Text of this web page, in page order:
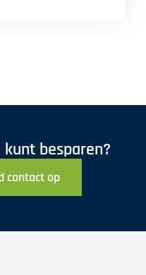
besparen?
contact op